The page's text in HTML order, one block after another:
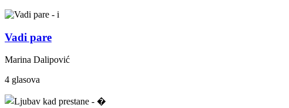
Vadi pare
Marina Dalipović
4 glasova